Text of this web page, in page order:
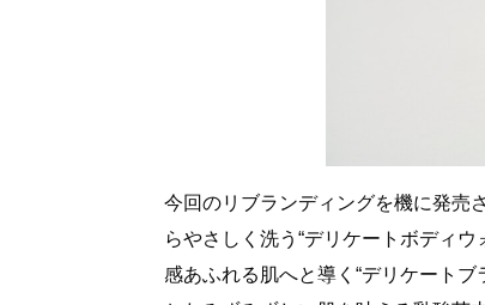
今回のリブランディングを機に発売
らやさしく洗う“デリケートボディ
感あふれる肌へと導く“デリケート